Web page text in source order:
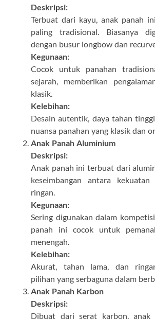
Deskripsi:
Terbuat dari kayu, anak panah
paling tradisional. Biasanya
dengan busur longbow dan
Kegunaan:
Cocok untuk panahan
sejarah, memberikan
klasik.
Kelebihan:
Desain autentik, daya tahan
nuansa panahan yang klasik dan
Anak Panah Aluminium
Deskripsi:
Anak panah ini terbuat dari
keseimbangan antara
ringan.
Kegunaan:
Sering digunakan dalam
panah ini cocok untuk
menengah.
Kelebihan:
Akurat, tahan lama, dan
pilihan yang serbaguna dalam
Anak Panah Karbon
Deskripsi:
Dibuat dari serat karbon, anak